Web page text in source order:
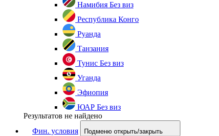
Намибия Без виз
Республика Конго
Руанда
Танзания
Тунис Без виз
Уганда
Эфиопия
ЮАР Без виз
Результатов не найдено
Фин. условия
Подменю открыть/закрыть